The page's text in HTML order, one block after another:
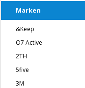
Marken
&Keep
O7 Active
2TH
5five
3M